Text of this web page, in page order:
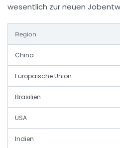
wesentlich zur neuen
Region
China
Europäische Union
Brasilien
USA
Indien